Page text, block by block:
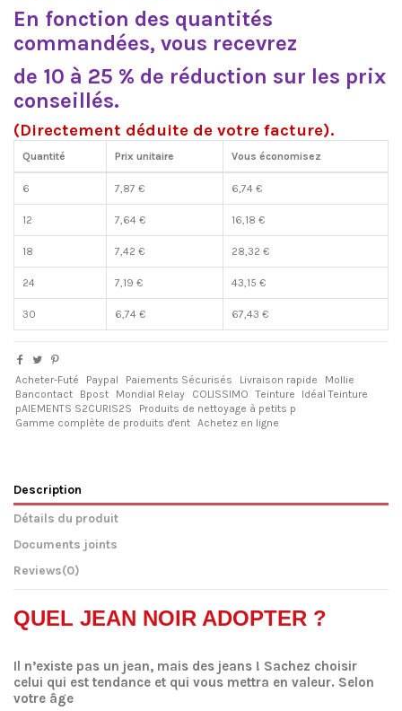
En fonction des quantités
commandées, vous recevrez
de 10 à 25 % de réduction sur les prix
conseillés.
(Directement déduite de votre facture).
Quantité Prix unitaire Vous économisez
6 7,87 € 6,74 €
12 7,64 € 16,18 €
18 7,42 € 28,32 €
24 7,19 € 43,15 €
30 6,74 € 67,43 €
Acheter-Futé Paypal Paiements Sécurisés Livraison rapide
Mollie
Bancontact
Bpost Mondial Relay COLISSIMO Teinture
Idéal Teinture
pAIEMENTS S2CURIS2S
Produits de nettoyage à petits p
Gamme complète de produits d'ent Achetez en ligne
Description
Détails du produit
Documents joints
Reviews(0)
QUEL JEAN NOIR ADOPTER ?
Il n’existe pas un jean, mais des jeans ! Sachez choisir
celui qui est tendance et qui vous mettra en valeur. Selon
votre âge